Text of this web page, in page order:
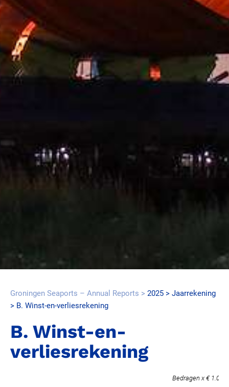
Groningen Seaports – Annual Reports 2025
Jaarrekening
B. Winst-en-verliesrekening
B. Winst-en-
verliesrekening
Bedragen x € 1.000